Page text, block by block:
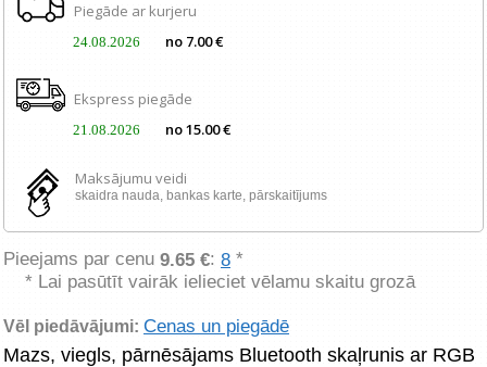
Piegāde ar kurjeru
24.08.2026 no 7.00 €
Ekspress piegāde
21.08.2026 no 15.00 €
Maksājumu veidi
skaidra nauda, ​​bankas karte, pārskaitījums
Pieejams par cenu 9.65 €: 8 *
* Lai pasūtīt vairāk ielieciet vēlamu skaitu grozā
Vēl piedāvājumi: Cenas un piegādē
Mazs, viegls, pārnēsājams Bluetooth skaļrunis ar RGB